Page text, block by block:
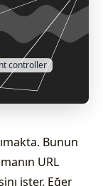
controller
Bunun
URL
ister. Eğer